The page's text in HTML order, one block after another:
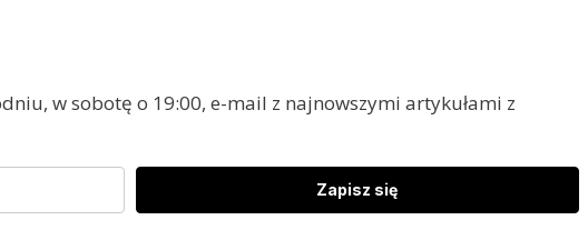
w sobotę o 19:00, e-mail z najnowszymi artykułami z
Zapisz się